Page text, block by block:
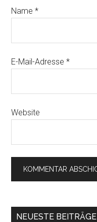
Name*
E-Mail-Adresse*
Website
NEUESTE BEITRÄGE